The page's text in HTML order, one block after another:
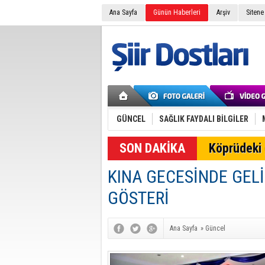
Ana Sayfa Günün Haberleri Arşiv
GÜNCEL SAĞLIK FAYDALI BİLGİLER
Köprüdeki
KINA GECESİNDE
GÖSTERİ
Ana Sayfa » Güncel